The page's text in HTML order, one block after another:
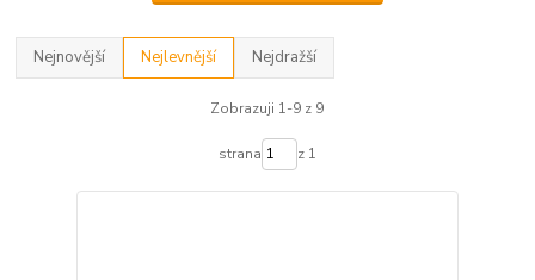
Nejnovější Nejlevnější Nejdražší
Zobrazuji 1-9 z 9
strana z 1